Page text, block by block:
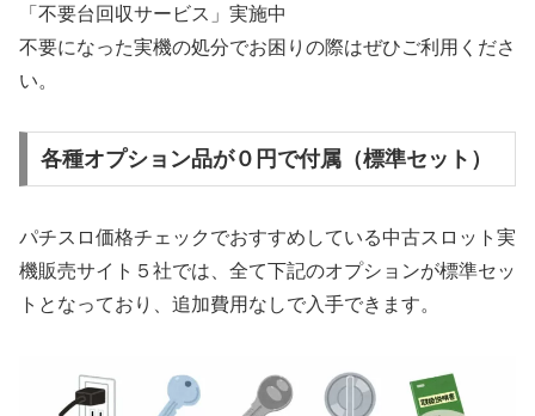
「不要台回収サービス」実施中
不要になった実機の処分でお困りの際はぜひご利用くださ
い。
各種オプション品が０円で付属（標準セット）
パチスロ価格チェックでおすすめしている中古スロット実
機販売サイト５社では、全て下記のオプションが標準セッ
トとなっており、追加費用なしで入手できます。